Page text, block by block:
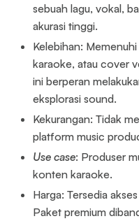
sebuah lagu, vokal,
akurasi tinggi.
Kelebihan:
karaoke, atau cover
ini berperan
eksplorasi sound.
Kekurangan: Tidak
platform music
Use case: Produser
konten karaoke.
Harga: Tersedia
Paket premium